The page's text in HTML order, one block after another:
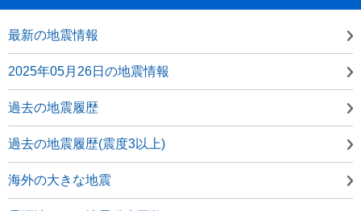
最新の地震情報
2025年05月26日の地震情報
過去の地震履歴
過去の地震履歴(震度3以上)
海外の大きな地震